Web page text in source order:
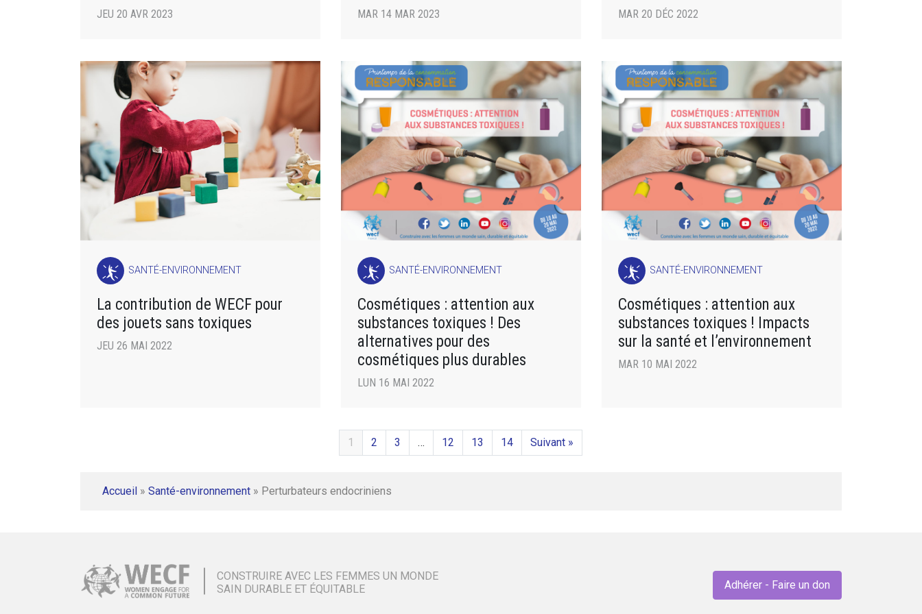
JEU 20 AVR 2023 MAR 14 MAR 2023 MAR 20 DÉC 2022
SANTÉ-ENVIRONNEMENT
La contribution de WECF pour
des jouets sans toxiques
JEU 26 MAI 2022
SANTÉ-ENVIRONNEMENT
Cosmétiques : attention aux
substances toxiques ! Des
alternatives pour des
cosmétiques plus durables
LUN 16 MAI 2022
SANTÉ-ENVIRONNEMENT
Cosmétiques : attention aux
substances toxiques ! Impacts
sur la santé et l’environnement
MAR 10 MAI 2022
1 2 3 … 12 13 14 Suivant »
Accueil » Santé-environnement » Perturbateurs endocriniens
CONSTRUIRE AVEC LES FEMMES UN MONDE
SAIN DURABLE ET ÉQUITABLE
Adhérer - Faire un don